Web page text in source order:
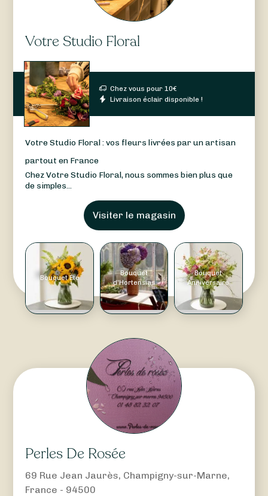
Votre Studio Floral
Chez vous pour10€
Livraison éclair disponible !
Votre Studio Floral : vos fleurs livrées par un artisan
partout en France
Chez Votre Studio Floral, nous sommes bien plus que
de simples...
Visiter le magasin
Bouquet Été
Bouquet
d'Hortensias
Bouquet
Anniversaire
Perles De Rosée
69 Rue Jean Jaurès, Champigny-sur-Marne,
France - 94500